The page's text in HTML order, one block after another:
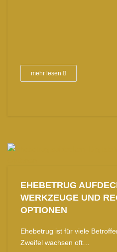
mehr lesen
EHEBETRUG
WERKZEUGE UND
OPTIONEN
Ehebetrug ist für viele
Zweifel wachsen oft…